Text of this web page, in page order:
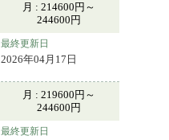
月 : 214600円～
244600円
最終更新日
2026年04月17日
月 : 219600円～
244600円
最終更新日